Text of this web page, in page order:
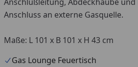
Anschluss an externe Gasquelle.
Maße: L 101 x B 101 x H 43 cm
Gas Lounge Feuertisch